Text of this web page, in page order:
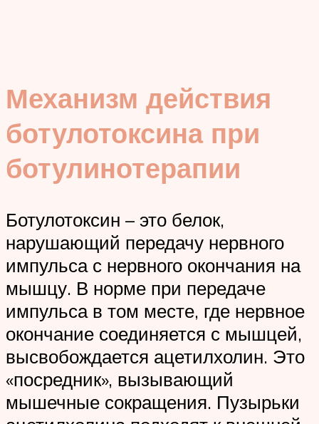
Механизм действия
ботулотоксина при
ботулинотерапии
Ботулотоксин – это белок,
нарушающий передачу нервного
импульса с нервного окончания на
мышцу. В норме при передаче
импульса в том месте, где нервное
окончание соединяется с мышцей,
высвобождается ацетилхолин. Это
«посредник», вызывающий
мышечные сокращения. Пузырьки